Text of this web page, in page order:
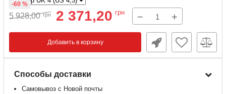
5 928,00 грн 2 371,20 грн
-60 %
− +
Добавить в корзину
Способы доставки
Самовывоз с Новой почты